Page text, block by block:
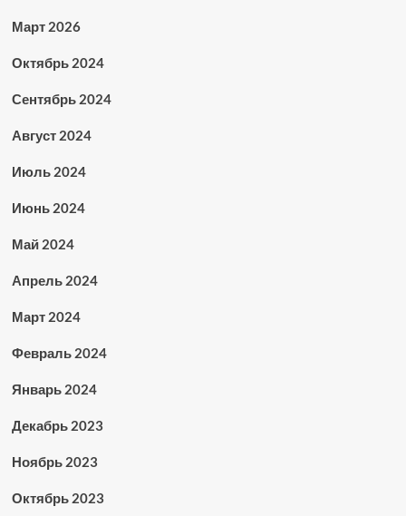
Март 2026
Октябрь 2024
Сентябрь 2024
Август 2024
Июль 2024
Июнь 2024
Май 2024
Апрель 2024
Март 2024
Февраль 2024
Январь 2024
Декабрь 2023
Ноябрь 2023
Октябрь 2023